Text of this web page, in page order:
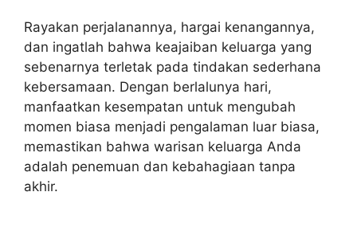
Rayakan perjalanannya, hargai kenangannya,
dan ingatlah bahwa keajaiban keluarga yang
sebenarnya terletak pada tindakan sederhana
kebersamaan. Dengan berlalunya hari,
manfaatkan kesempatan untuk mengubah
momen biasa menjadi pengalaman luar biasa,
memastikan bahwa warisan keluarga Anda
adalah penemuan dan kebahagiaan tanpa
akhir.